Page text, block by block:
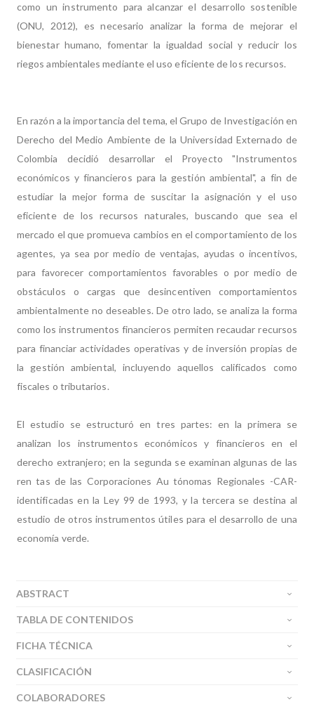
como un instrumento para alcanzar el desarrollo sostenible
(ONU, 2012), es necesario analizar la forma de mejorar el
bienestar humano, fomentar la igualdad social y reducir los
riegos ambientales mediante el uso eficiente de los recursos.
En razón a la importancia del tema, el Grupo de Investigación en
Derecho del Medio Ambiente de la Universidad Externado de
Colombia decidió desarrollar el Proyecto "Instrumentos
económicos y financieros para la gestión ambiental", a fin de
estudiar la mejor forma de suscitar la asignación y el uso
eficiente de los recursos naturales, buscando que sea el
mercado el que promueva cambios en el comportamiento de los
agentes, ya sea por medio de ventajas, ayudas o incentivos,
para favorecer comportamientos favorables o por medio de
obstáculos o cargas que desincentiven comportamientos
ambientalmente no deseables. De otro lado, se analiza la forma
como los instrumentos financieros permiten recaudar recursos
para financiar actividades operativas y de inversión propias de
la gestión ambiental, incluyendo aquellos calificados como
fiscales o tributarios.
El estudio se estructuró en tres partes: en la primera se
analizan los instrumentos económicos y financieros en el
derecho extranjero; en la segunda se examinan algunas de las
ren tas de las Corporaciones Au tónomas Regionales -CAR-
identificadas en la Ley 99 de 1993, y la tercera se destina al
estudio de otros instrumentos útiles para el desarrollo de una
economía verde.
ABSTRACT
TABLA DE CONTENIDOS
FICHA TÉCNICA
CLASIFICACIÓN
COLABORADORES